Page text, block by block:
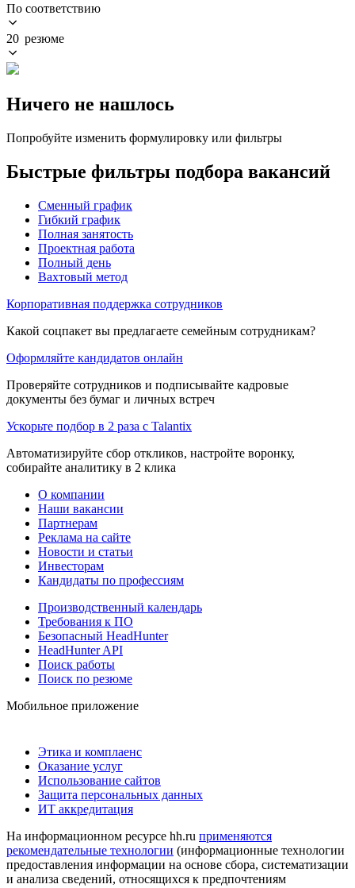
По соответствию
20 резюме
Ничего не нашлось
Попробуйте изменить формулировку или фильтры
Быстрые фильтры подбора вакансий
Сменный график
Гибкий график
Полная занятость
Проектная работа
Полный день
Вахтовый метод
Корпоративная поддержка сотрудников
Какой соцпакет вы предлагаете семейным сотрудникам?
Оформляйте кандидатов онлайн
Проверяйте сотрудников и подписывайте кадровые
документы без бумаг и личных встреч
Ускорьте подбор в 2 раза с Talantix
Автоматизируйте сбор откликов, настройте воронку,
собирайте аналитику в 2 клика
О компании
Наши вакансии
Партнерам
Реклама на сайте
Новости и статьи
Инвесторам
Кандидаты по профессиям
Производственный календарь
Требования к ПО
Безопасный HeadHunter
HeadHunter API
Поиск работы
Поиск по резюме
Мобильное приложение
Этика и комплаенс
Оказание услуг
Использование сайтов
Защита персональных данных
ИТ аккредитация
На информационном ресурсе hh.ru применяются
рекомендательные технологии (информационные технологии
предоставления информации на основе сбора, систематизации
и анализа сведений, относящихся к предпочтениям